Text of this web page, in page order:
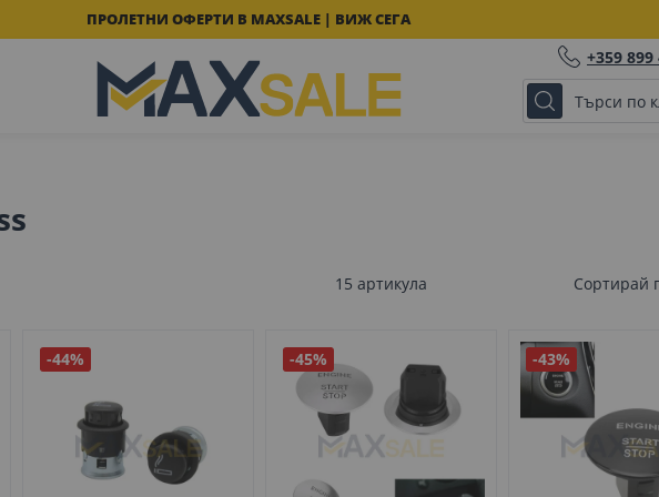
ПРОЛЕТНИ ОФЕРТИ В MAXSALE | ВИЖ СЕГА
+359 899
15 артикула Сортирай
-44% -45% -43%